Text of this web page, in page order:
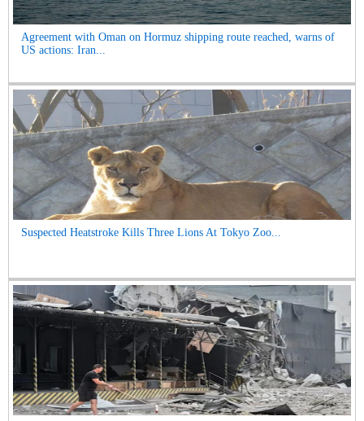
Agreement with Oman on Hormuz shipping route reached, warns of
US actions: Iran...
Suspected Heatstroke Kills Three Lions At Tokyo Zoo...